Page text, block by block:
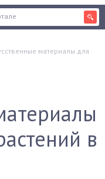
материалы для
в